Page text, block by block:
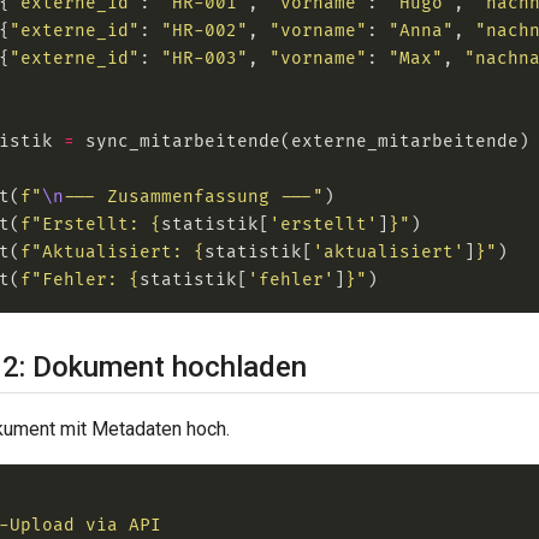
"externe_id" : "HR-002" , "vorname" : "Anna" ,
"externe_id" : "HR-003" , "vorname" : "Max" ,
=
f"\n--- Zusammenfassung ---"
f"Erstellt: { statistik[ 'erstellt' } "
f"Aktualisiert: { statistik[ 'aktualisiert' } "
f"Fehler: { statistik[ 'fehler' } "
Dokument hochladen
mit Metadaten hoch.